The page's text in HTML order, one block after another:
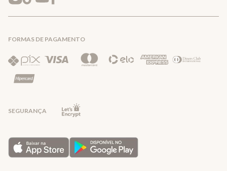
Trocas e Devoluções
Política de Privacidade
FORMAS DE PAGAMENTO
SEGURANÇA